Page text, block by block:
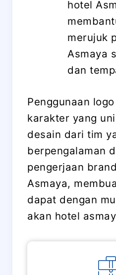
hotel
merujuk
Asmaya
dan
Penggunaan
karakter yang
desain dari tim
berpengalaman
pengerjaan
Asmaya,
dapat dengan
akan hotel